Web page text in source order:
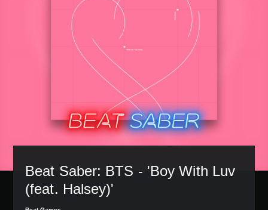
Beat Saber: BTS - 'Boy With Luv
(feat. Halsey)'